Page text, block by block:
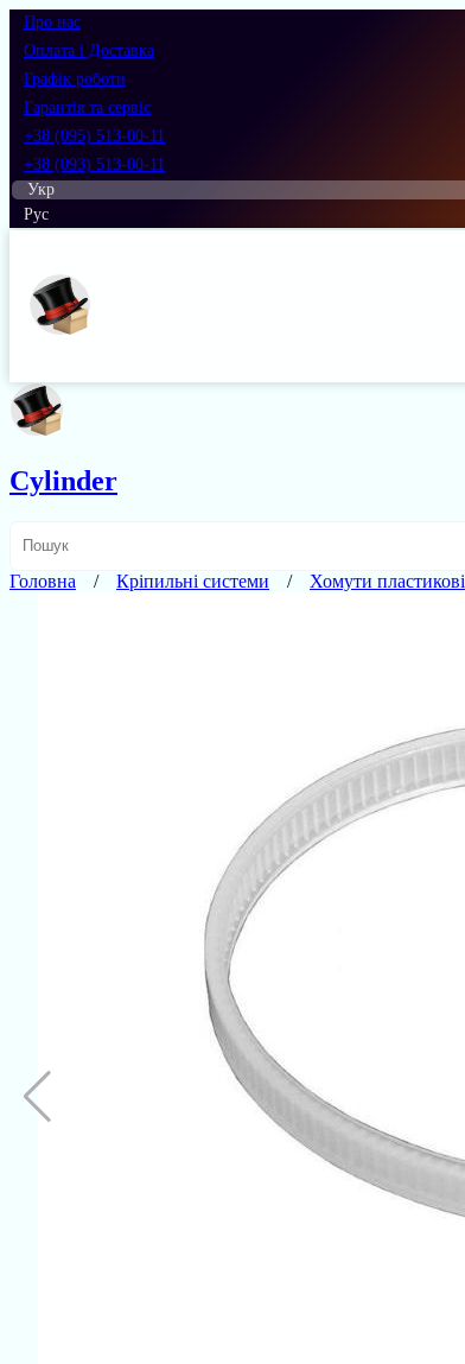
Про нас
Оплата і Доставка
Графік роботи
Гарантія та сервіс
+38 (095) 513-00-11
+38 (093) 513-00-11
Укр
Рус
Cylinder
Головна Кріпильні системи Хомути пластикові